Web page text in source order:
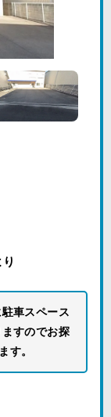
車スペース
すのでお探
す。